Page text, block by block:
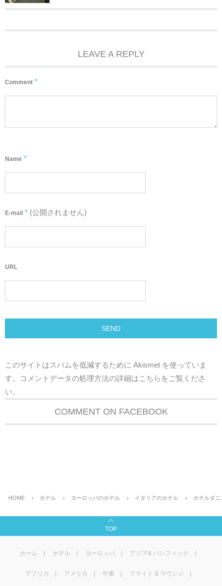
LEAVE A REPLY
Comment *
Name *
E-mail * (公開されません)
URL
このサイトはスパムを低減するために Akismet を使っていま
す。
コメントデータの処理方法の詳細はこちらをご覧くださ
い。
COMMENT ON FACEBOOK
HOME ホテル ヨーロッパのホテル イタリアのホテル ホテルダ
TOP
ホーム ホテル ヨーロッパ アジア& パシフィック
アフリカ アメリカ 中東 フライト & ラウンジ